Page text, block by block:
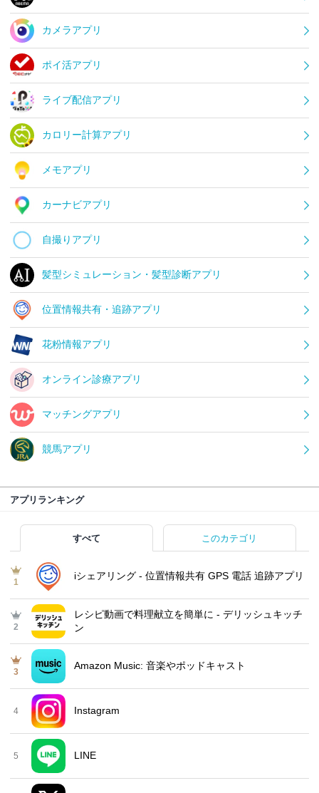
カメラアプリ
ポイ活アプリ
ライブ配信アプリ
カロリー計算アプリ
メモアプリ
カーナビアプリ
自撮りアプリ
髪型シミュレーション・髪型診断アプリ
位置情報共有・追跡アプリ
花粉情報アプリ
オンライン診療アプリ
マッチングアプリ
競馬アプリ
アプリランキング
すべて このカテゴリ
1
iシェアリング - 位置情報共有 GPS 電話 追跡アプリ
2
レシピ動画で料理献立を簡単‪に - デリッシュキッチ
ン
3
Amazon Music: 音楽やポッドキャスト
4 Instagram
5 LINE